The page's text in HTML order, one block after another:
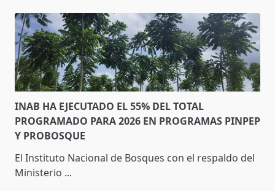
INAB HA EJECUTADO EL 55% DEL TOTAL
PROGRAMADO PARA 2026 EN PROGRAMAS PINPEP
Y PROBOSQUE
El Instituto Nacional de Bosques con el respaldo del
Ministerio ...